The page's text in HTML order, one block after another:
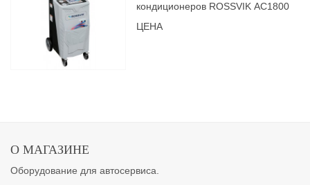
кондиционеров ROSSVIK АС1800
ЦЕНА
О МАГАЗИНЕ
Оборудование для автосервиса.